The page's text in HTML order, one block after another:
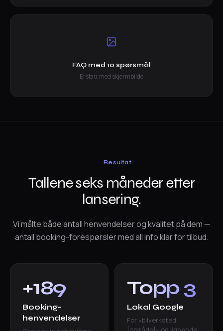
FAQ med 10 spørsmål
Erstatt med skjermbilde
Resultat
Tallene seks måneder etter
lansering.
Vi målte både antall henvendelser og kvalitet på dem —
antall booking-forespørsler med all info klar for tilbud.
+189%
Booking-
henvendelser
Topp 3
Lokal Google
For «bilverksted